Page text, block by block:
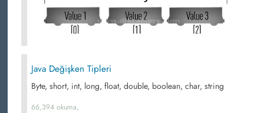
Java Değişken Tipleri
Byte, short, int, long, float, double, boolean, char, string
66,394 okuma,